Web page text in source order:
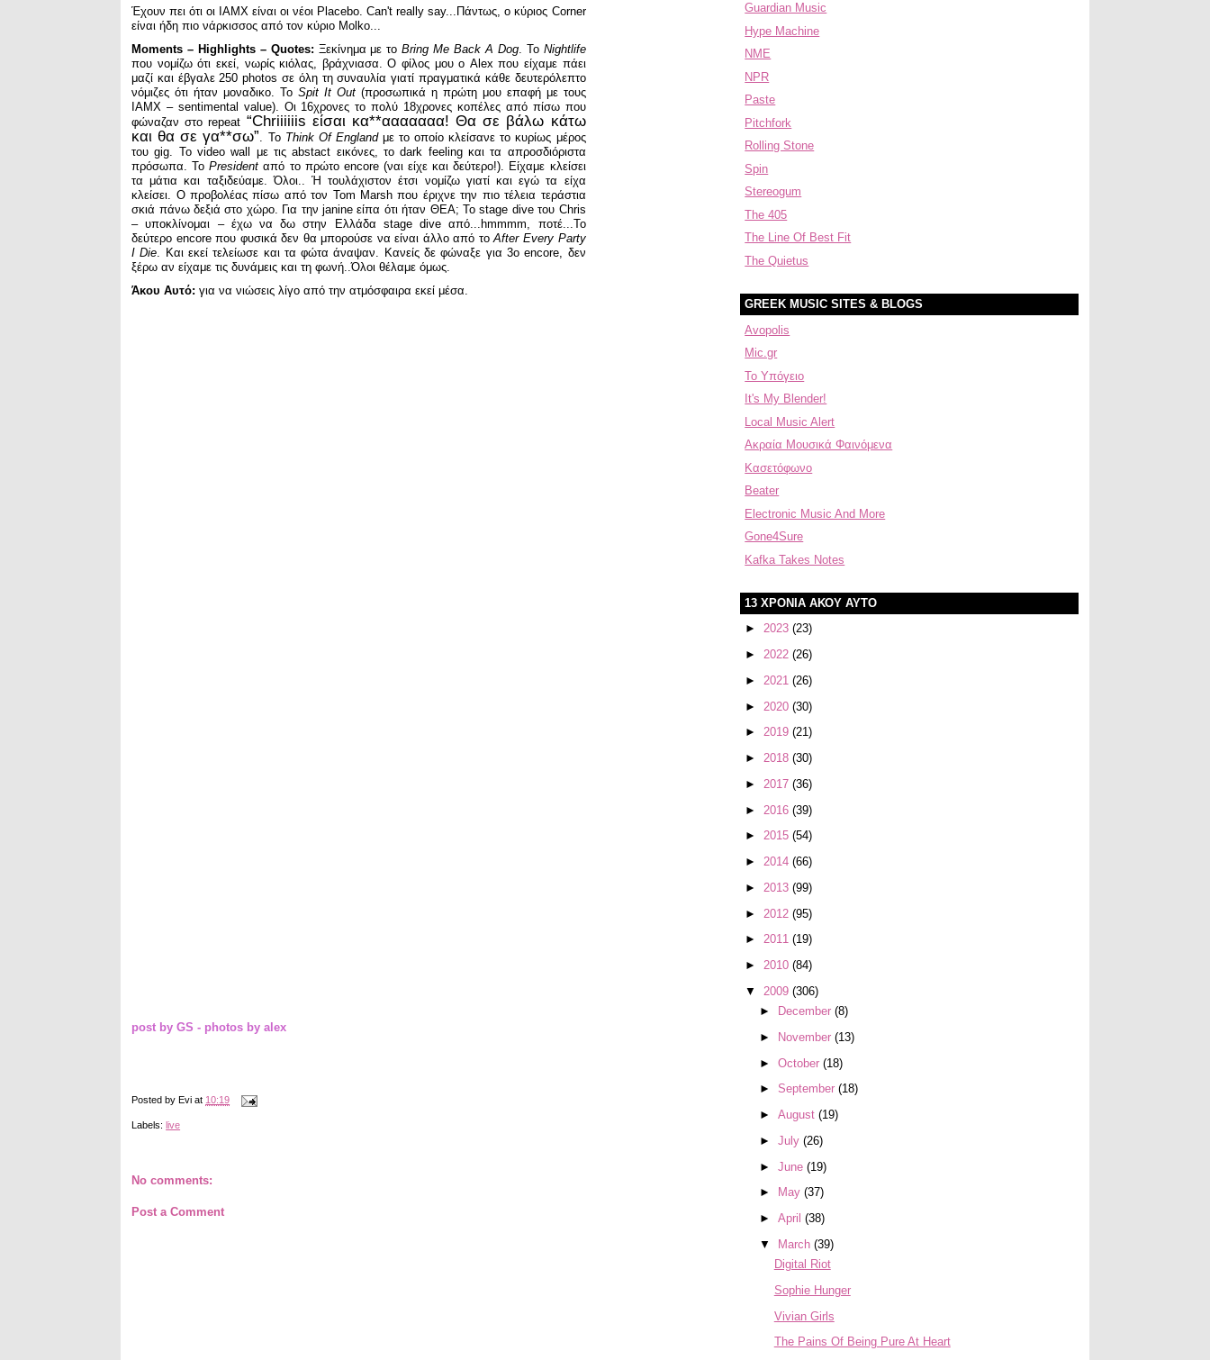
Έχουν πει ότι οι IAMX είναι οι νέοι Placebo. Can't really say...Πάντως, ο κύριος Corner
είναι ήδη πιο νάρκισσος από τον κύριο Molko...
Moments – Highlights – Quotes: Ξεκίνημα με τοBring Me Back A Dog. Το Nightlife
που νομίζω ότι εκεί, νωρίς κιόλας, βράχνιασα. Ο φίλος μου ο Alex που είχαμε πάει
μαζί και έβγαλε 250 photos σε όλη τη συναυλία γιατί πραγματικά κάθε δευτερόλεπτο
νόμιζες ότι ήταν μοναδικο. Το Spit It Out(προσωπικά η πρώτη μου επαφή με τους
IAMX – sentimental value). Οι 16χρονες το πολύ 18χρονες κοπέλες από πίσω που
φώναζαν στο repeat “Chriiiiiis είσαι κα**ααααααα! Θα σε βάλω κάτω
και θα σε γα**σω”. Το Think Of Englandμε το οποίο κλείσανε το κυρίως μέρος
του gig. Το video wall με τις abstact εικόνες, το dark feeling και τα απροσδιόριστα
πρόσωπα. ΤοPresident από το πρώτο encore (ναι είχε και δεύτερο!). Είχαμε κλείσει
τα μάτια και ταξιδεύαμε. Όλοι.. Ή τουλάχιστον έτσι νομίζω γιατί και εγώ τα είχα
κλείσει. Ο προβολέας πίσω από τον Tom Marsh που έριχνε την πιο τέλεια τεράστια
σκιά πάνω δεξιά στο χώρο. Για την janine είπα ότι ήταν ΘΕΑ; Το stage dive του Chris
– υποκλίνομαι – έχω να δω στην Ελλάδα stage dive από...hmmmm, ποτέ...Το
δεύτερο encore που φυσικά δεν θα μπορούσε να είναι άλλο από τοAfter Every Party
I Die. Και εκεί τελείωσε και τα φώτα άναψαν. Κανείς δε φώναξε για 3ο encore, δεν
ξέρω αν είχαμε τις δυνάμεις και τη φωνή..Όλοι θέλαμε όμως.
Άκου Αυτό:για να νιώσεις λίγο από την ατμόσφαιρα εκεί μέσα.
post by GS - photos by alex
Posted by Evi at 10:19
Labels:live
No comments:
Post a Comment
Guardian Music
Hype Machine
NME
NPR
Paste
Pitchfork
Rolling Stone
Spin
Stereogum
The 405
The Line Of Best Fit
The Quietus
GREEK MUSIC SITES & BLOGS
Avopolis
Mic.gr
Το Υπόγειο
It's My Blender!
Local Music Alert
Aκραία Μουσικά Φαινόμενα
Κασετόφωνο
Beater
Electronic Music And More
Gone4Sure
Kafka Takes Notes
13 ΧΡΟΝΙΑ ΑΚΟΥ ΑΥΤΟ
►2023(23)
►2022(26)
► 2021(26)
► 2020(30)
►2019(21)
►2018(30)
► 2017(36)
► 2016(39)
►2015(54)
►2014(66)
► 2013(99)
► 2012(95)
►2011(19)
►2010(84)
▼ 2009(306)
►
December (8)
►
November (13)
► October (18)
► September (18)
► August (19)
► July (26)
► June (19)
►
May (37)
► April (38)
▼
March (39)
Digital Riot
Sophie Hunger
Vivian Girls
The Pains Of Being Pure At Heart